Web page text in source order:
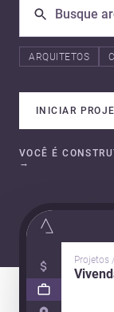
ARQUITETOS
INICIAR
VOCÊ É
→
Projetos